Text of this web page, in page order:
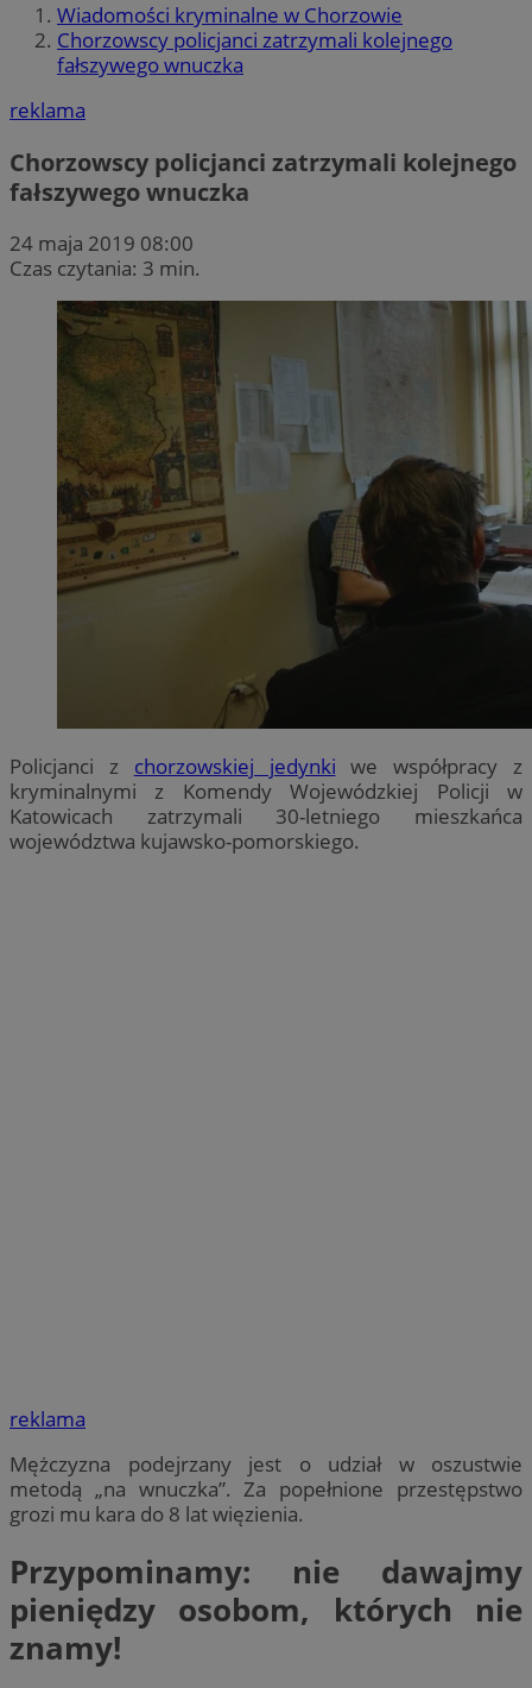
Wiadomości kryminalne w Chorzowie
Chorzowscy policjanci zatrzymali kolejnego
fałszywego wnuczka
reklama
Chorzowscy policjanci zatrzymali kolejnego
fałszywego wnuczka
24 maja 2019 08:00
Czas czytania: 3 min.
Policjanci z chorzowskiej jedynki we współpracy z
kryminalnymi z Komendy Wojewódzkiej Policji w
Katowicach zatrzymali 30-letniego mieszkańca
województwa kujawsko-pomorskiego.
reklama
Mężczyzna podejrzany jest o udział w oszustwie
metodą „na wnuczka”. Za popełnione przestępstwo
grozi mu kara do 8 lat więzienia.
Przypominamy: nie dawajmy
pieniędzy osobom, których nie
znamy!